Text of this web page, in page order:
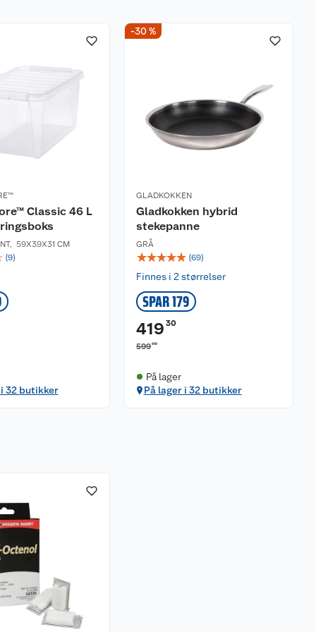
Classic 46 L
, 59X39X31 CM
(9)
32 butikker
-30 %
GLADKOKKEN
Gladkokken hybrid
stekepanne
GRÅ
☆☆☆☆☆ (69)
Finnes i 2 størrelser
SPAR 179
419 30
59900
På lager
På lager i 32 butikker